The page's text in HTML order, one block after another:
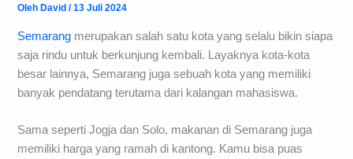
Oleh David/13 Juli 2024
Semarang merupakan salah satu kota yang selalu bikin siapa
saja rindu untuk berkunjung kembali. Layaknya kota-kota
besar lainnya, Semarang juga sebuah kota yang memiliki
banyak pendatang terutama dari kalangan mahasiswa.
Sama seperti Jogja dan Solo, makanan di Semarang juga
memiliki harga yang ramah di kantong. Kamu bisa puas